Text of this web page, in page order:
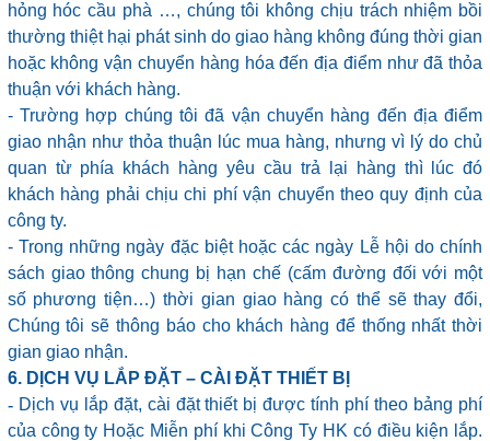
hỏng hóc cầu phà …, chúng tôi không chịu trách nhiệm bồi
thường thiệt hại phát sinh do giao hàng không đúng thời gian
hoặc không vận chuyển hàng hóa đến địa điểm như đã thỏa
thuận với khách hàng.
- Trường hợp chúng tôi đã vận chuyển hàng đến địa điểm
giao nhận như thỏa thuận lúc mua hàng, nhưng vì lý do chủ
quan từ phía khách hàng yêu cầu trả lại hàng thì lúc đó
khách hàng phải chịu chi phí vận chuyển theo quy định của
công ty.
- Trong những ngày đặc biệt hoặc các ngày Lễ hội do chính
sách giao thông chung bị hạn chế (cấm đường đối với một
số phương tiện…) thời gian giao hàng có thể sẽ thay đổi,
Chúng tôi sẽ thông báo cho khách hàng để thống nhất thời
gian giao nhận.
6. DỊCH VỤ LẮP ĐẶT – CÀI ĐẶT THIẾT BỊ
-Dịch vụ lắp đặt, cài đặt thiết bị được tính phí theo bảng phí
của công ty Hoặc Miễn phí khi Công Ty HK có điều kiện lắp.